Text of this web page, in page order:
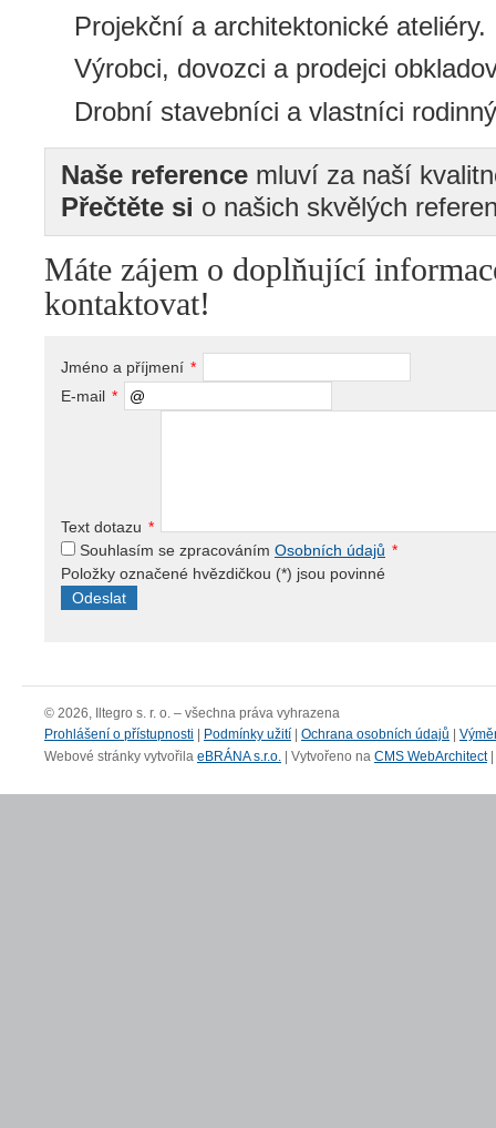
Projekční a architektonické ateliéry.
Výrobci, dovozci a prodejci
Drobní stavebníci a vlastníci
Naše reference mluví za naší
Přečtěte si o našich skvělých
Máte zájem o doplňující
kontaktovat!
Jméno a příjmení *
E-mail *
Text dotazu *
Souhlasím se zpracováním Osobních údajů *
Položky označené hvězdičkou (*) jsou povinné
© 2026, Iltegro s. r. o. – všechna práva vyhrazena
Prohlášení o přístupnosti | Podmínky užití | Ochrana osobních údajů |
Webové stránky vytvořila eBRÁNA s.r.o. | Vytvořeno na CMS WebArchitect|